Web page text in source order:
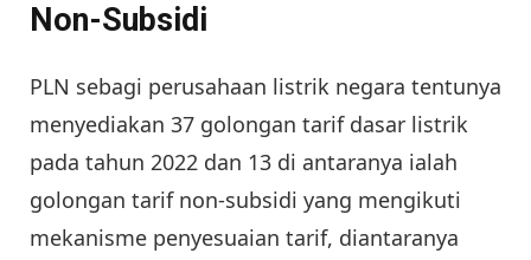
Non-Subsidi
PLN sebagi perusahaan listrik negara tentunya
menyediakan 37 golongan tarif dasar listrik
pada tahun 2022 dan 13 di antaranya ialah
golongan tarif non-subsidi yang mengikuti
mekanisme penyesuaian tarif, diantaranya